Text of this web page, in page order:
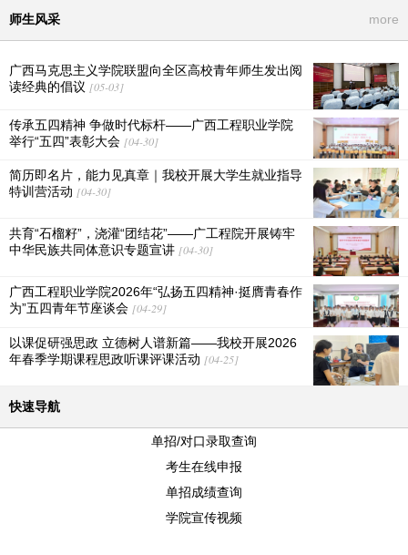
师生风采 more
广西马克思主义学院联盟向全区高校青年师生发出阅
读经典的倡议 [05-03]
传承五四精神 争做时代标杆——广西工程职业学院
举行“五四”表彰大会 [04-30]
简历即名片，能力见真章｜我校开展大学生就业指导
特训营活动 [04-30]
共育“石榴籽”，浇灌“团结花”——广工程院开展铸牢
中华民族共同体意识专题宣讲 [04-30]
广西工程职业学院2026年“弘扬五四精神·挺膺青春作
为”五四青年节座谈会 [04-29]
以课促研强思政 立德树人谱新篇——我校开展2026
年春季学期课程思政听课评课活动 [04-25]
快速导航
单招/对口录取查询
考生在线申报
单招成绩查询
学院宣传视频